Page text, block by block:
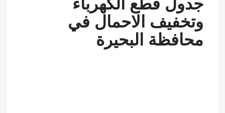
جدول قطع الكهرباء
وتخفيف الاحمال في
محافظة البحيرة